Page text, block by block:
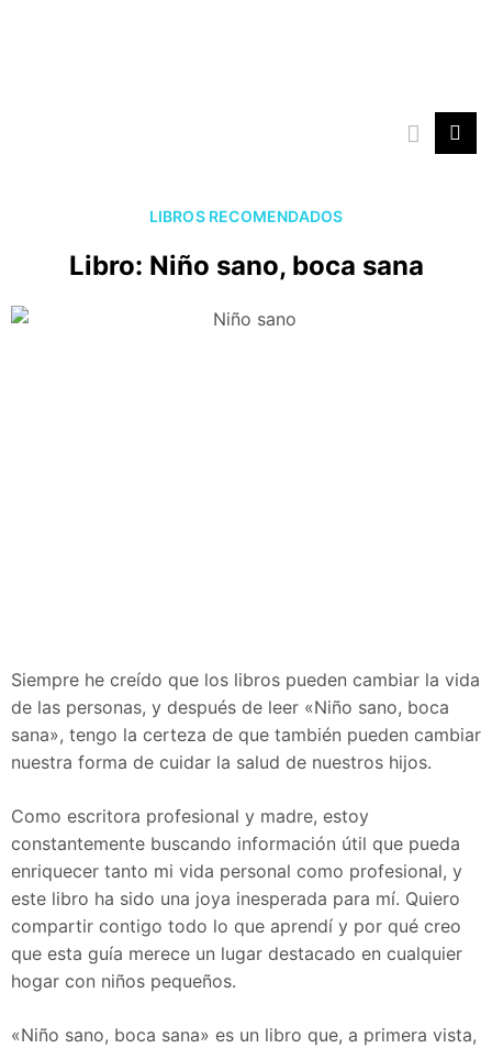
LIBROS RECOMENDADOS
Libro: Niño sano, boca sana
Siempre he creído que los libros pueden cambiar la vida
de las personas, y después de leer «Niño sano, boca
sana», tengo la certeza de que también pueden cambiar
nuestra forma de cuidar la salud de nuestros hijos.
Como escritora profesional y madre, estoy
constantemente buscando información útil que pueda
enriquecer tanto mi vida personal como profesional, y
este libro ha sido una joya inesperada para mí. Quiero
compartir contigo todo lo que aprendí y por qué creo
que esta guía merece un lugar destacado en cualquier
hogar con niños pequeños.
«Niño sano, boca sana» es un libro que, a primera vista,